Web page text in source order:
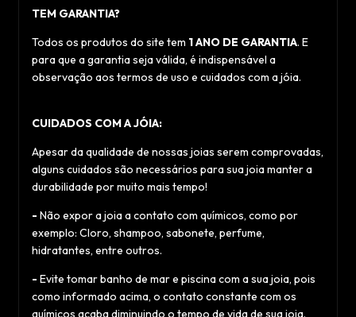
TEM GARANTIA?
Todos os produtos do site tem 1 ANO DE GARANTIA. E
para que a garantia seja válida, é indispensável a
observação aos termos de uso e cuidados com a jóia.
CUIDADOS COM A JÓIA:
Apesar da qualidade de nossas joias serem comprovadas,
alguns cuidados são necessários para sua joia manter a
durabilidade por muito mais tempo!
- Não expor a joia a contato com químicos, como por
exemplo: Cloro, shampoo, sabonete, perfume,
hidratantes, entre outros.
- Evite tomar banho de mar e piscina com a sua joia, pois
como informado acima, o contato constante com os
químicos acaba diminuindo o tempo de vida de sua joia.